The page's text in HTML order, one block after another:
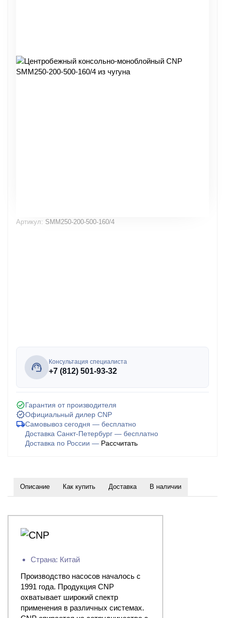
Артикул: SMM250-200-500-160/4
Консультация специалиста
+7 (812) 501-93-32
Гарантия от производителя
Официальный дилер CNP
Самовывоз сегодня — бесплатно
Доставка Санкт-Петербург — бесплатно
Доставка по России — Рассчитать
Описание Как купить Доставка В наличии
Страна: Китай
Производство насосов началось с
1991 года. Продукция CNP
охватывает широкий спектр
применения в различных системах.